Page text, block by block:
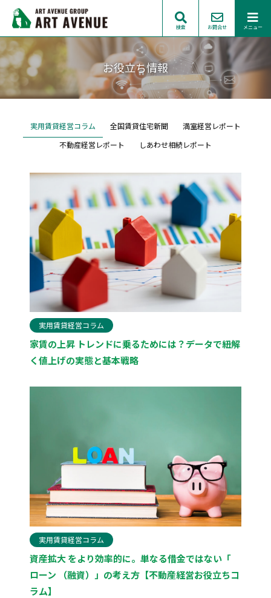
検索 お問合せ メニュー
お役立ち情報
実用賃貸経営コラム 全国賃貸住宅新聞
満室経営レポート
不動産経営レポート
しあわせ相続レポート
実用賃貸経営コラム
家賃の上昇 トレンドに乗るためには？データで紐解
く値上げの実態と基本戦略
実用賃貸経営コラム
資産拡大 をより効率的に。単なる借金ではない「
ローン （融資）」の考え方【不動産経営お役立ちコ
ラム】